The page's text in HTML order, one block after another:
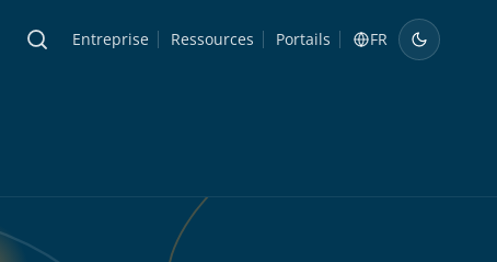
Entreprise Ressources Portails FR